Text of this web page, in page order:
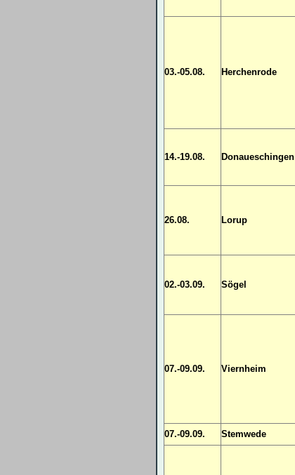
03.-05.08. Herchenrode
14.-19.08. Donaueschingen
26.08. Lorup
02.-03.09. Sögel
07.-09.09. Viernheim
07.-09.09. Stemwede